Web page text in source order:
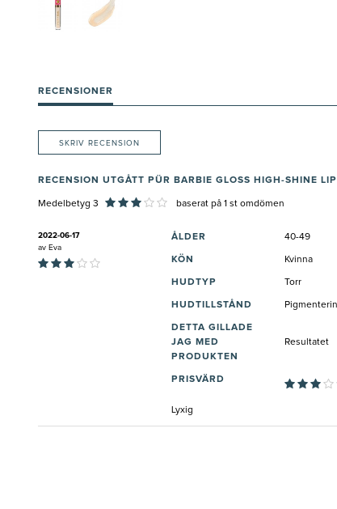
RECENSIONER
SKRIV RECENSION
RECENSION UTGÅTT PÜR BARBIE GLOSS HIGH-SHINE
Medelbetyg 3 baserat på 1 st omdömen
2022-06-17
av Eva
ÅLDER 40-49
KÖN Kvinna
HUDTYP Torr
HUDTILLSTÅND
DETTA GILLADE
JAG MED
PRODUKTEN
Resultatet
PRISVÄRD
Lyxig